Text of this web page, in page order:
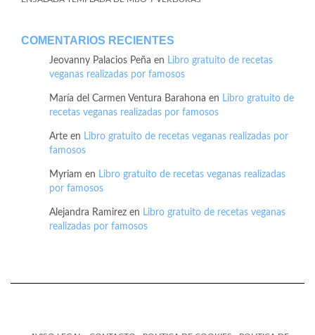
COMENTARIOS RECIENTES
Jeovanny Palacios Peña en Libro gratuito de recetas
veganas realizadas por famosos
María del Carmen Ventura Barahona en Libro gratuito de
recetas veganas realizadas por famosos
Arte en Libro gratuito de recetas veganas realizadas por
famosos
Myriam en Libro gratuito de recetas veganas realizadas
por famosos
Alejandra Ramirez en Libro gratuito de recetas veganas
realizadas por famosos